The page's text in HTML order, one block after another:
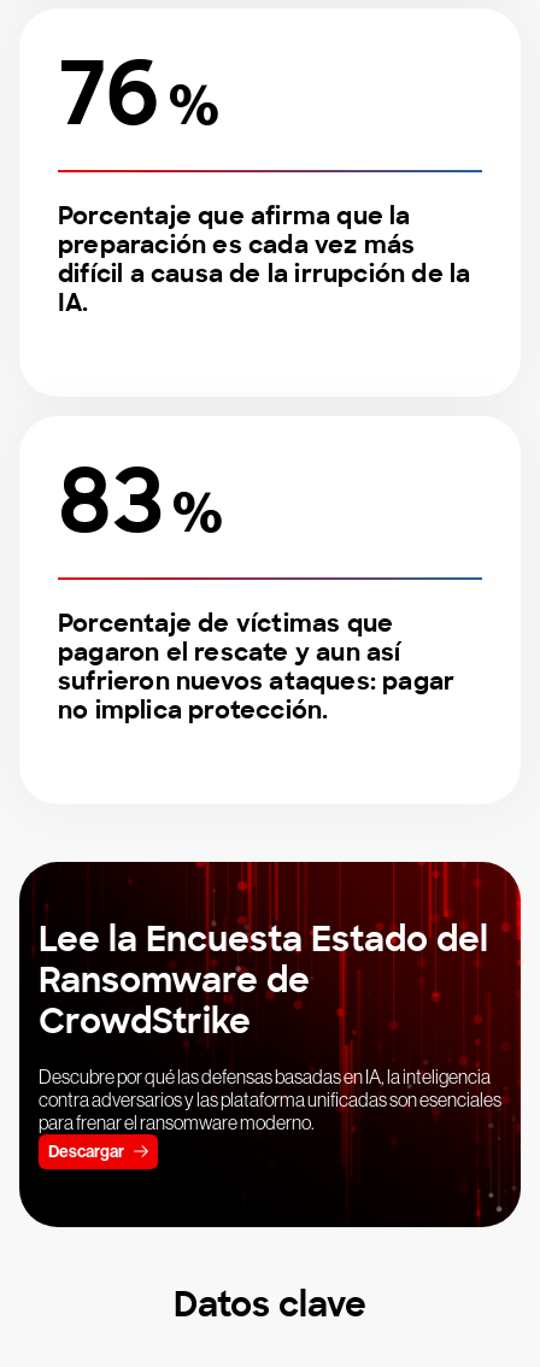
76%
Porcentaje que afirma que la
preparación es cada vez más
difícil a causa de la irrupción de la
IA.
83%
Porcentaje de víctimas que
pagaron el rescate y aun así
sufrieron nuevos ataques: pagar
no implica protección.
Lee la Encuesta Estado del
Ransomware de
CrowdStrike
Descubre por qué las defensas basadas en IA, la inteligencia
contra adversarios y las plataforma unificadas son esenciales
para frenar el ransomware moderno.
Descargar
Datos clave